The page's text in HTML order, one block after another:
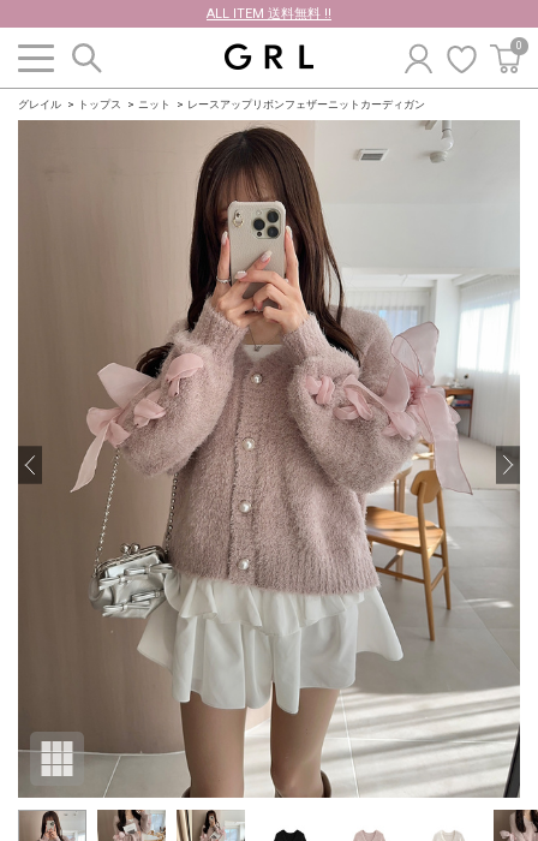
ALL ITEM 送料無料 !!
0
グレイル トップス ニット レースアップリボンフェザーニットカーディガン